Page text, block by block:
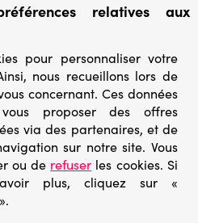
d’utilisation
des Données
arrivages
mystères
minis
– Tous droits réservés
relatives aux
pour personnaliser votre
nous recueillons lors de
concernant. Ces données
proposer des offres
via des partenaires, et de
sur notre site. Vous
ou de refuser les cookies. Si
plus, cliquez sur «